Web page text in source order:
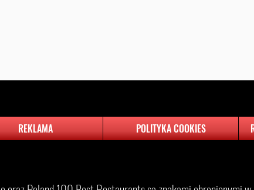
REKLAMA POLITYKA COOKIES